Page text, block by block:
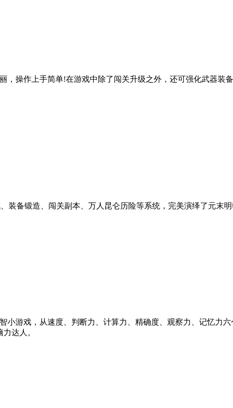
，操作上手简单!在游戏中除了闯关升级之外，还可强化武器装
装备锻造、闯关副本、万人昆仑历险等系统，完美演绎了元末明
小游戏，从速度、判断力、计算力、精确度、观察力、记忆力
达人。